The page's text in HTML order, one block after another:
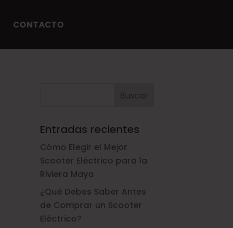
CONTACTO
Entradas recientes
Cómo Elegir el Mejor
Scooter Eléctrico para la
Riviera Maya
¿Qué Debes Saber Antes
de Comprar un Scooter
Eléctrico?